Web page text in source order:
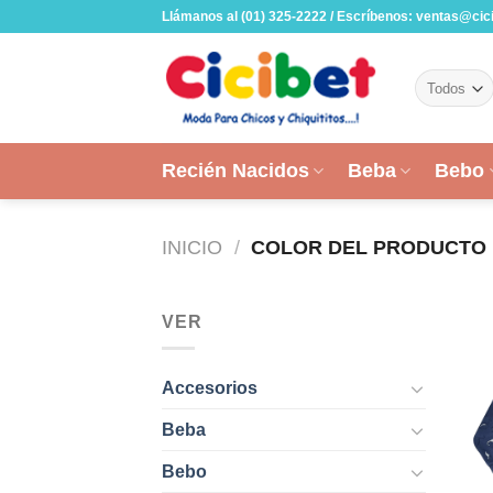
Llámanos al (01) 325-2222 / Escríbenos:
Recién Nacidos Beba Bebo
INICIO / COLOR DEL PRODUCTO
VER
Accesorios
Beba
Bebo